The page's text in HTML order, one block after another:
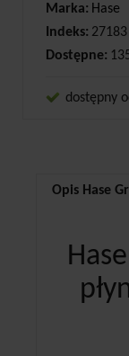
Marka: Hase
Indeks: 27183
Dostępne:
dostępny
Opis Hase